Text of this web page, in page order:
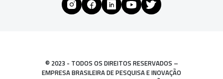
© 2023 - TODOS OS DIREITOS RESERVADOS –
EMPRESA BRASILEIRA DE PESQUISA E INOVAÇÃO